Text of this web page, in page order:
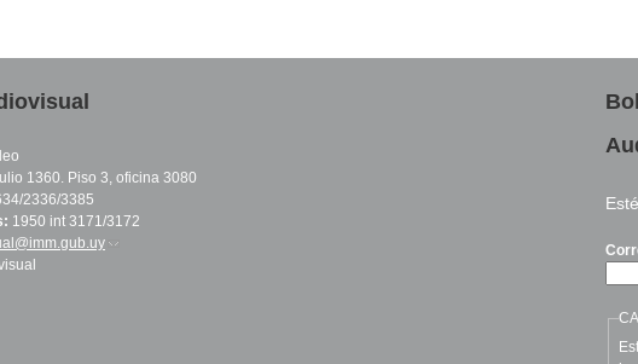
1360. Piso 3, oficina 3080
2336/3385
1950 int 3171/3172
(link sends e-mail)